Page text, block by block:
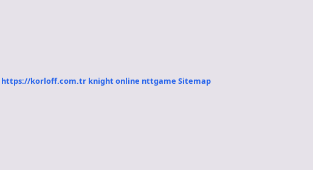
https://korloff.com.tr knight online nttgame Sitemap